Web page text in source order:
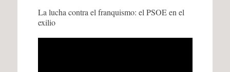
La lucha contra el franquismo: el PSOE en el
exilio